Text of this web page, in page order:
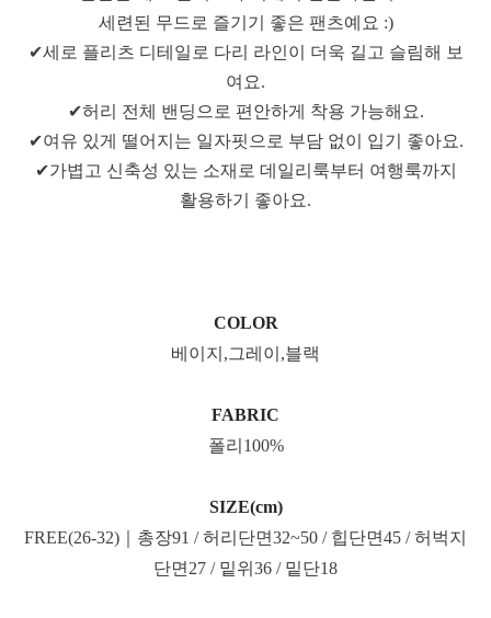
세련된 무드로 즐기기 좋은 팬츠예요 :)
✔세로 플리츠 디테일로 다리 라인이 더욱 길고 슬림해 보
여요.
✔허리 전체 밴딩으로 편안하게 착용 가능해요.
✔여유 있게 떨어지는 일자핏으로 부담 없이 입기 좋아요.
✔가볍고 신축성 있는 소재로 데일리룩부터 여행룩까지
활용하기 좋아요.
COLOR
베이지,그레이,블랙
FABRIC
폴리100%
SIZE(cm)
FREE(26-32)｜총장91 / 허리단면32~50 / 힙단면45 / 허벅지
단면27 / 밑위36 / 밑단18